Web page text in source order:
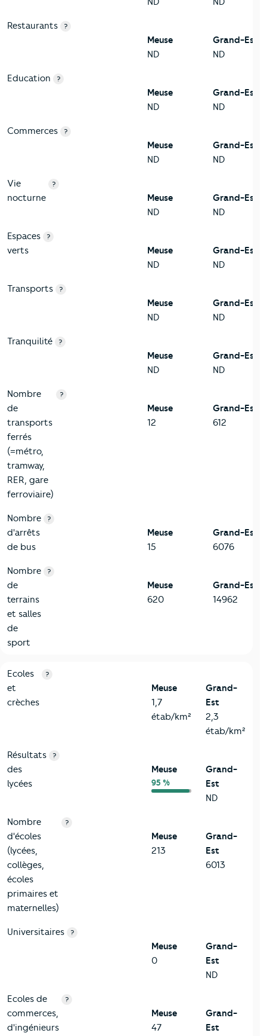
Restaurants ?
Meuse
ND
Grand-Est
ND
Education ?
Meuse
ND
Grand-Est
ND
Commerces ?
Meuse
ND
Grand-Est
ND
Vie
nocturne
?
Meuse
ND
Grand-Est
ND
Espaces
verts
?
Meuse
ND
Grand-Est
ND
Transports ?
Meuse
ND
Grand-Est
ND
Tranquilité ?
Meuse
ND
Grand-Est
ND
Nombre
de
transports
ferrés
(=métro,
tramway,
RER, gare
ferroviaire)
?
Meuse
12
Grand-Est
612
Nombre
d'arrêts
de bus
?
Meuse
15
Grand-Est
6076
Nombre
de
terrains
et salles
de
sport
?
Meuse
620
Grand-Est
14962
4-Education
Critères
Ecoles
et
crèches
?
Meuse
1,7
étab/km²
Grand-
Est
2,3
étab/km²
Résultats
des
lycées
?
Meuse
95 %
Grand-
Est
ND
Nombre
d'écoles
(lycées,
collèges,
écoles
primaires et
maternelles)
?
Meuse
213
Grand-
Est
6013
Universitaires ?
Meuse
0
Grand-
Est
ND
Ecoles de
commerces,
d'ingénieurs
?
Meuse
47
Grand-
Est